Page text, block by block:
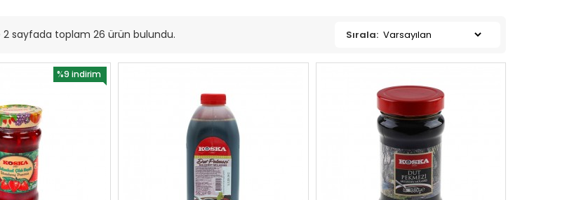
2 sayfada toplam 26 ürün bulundu. Sırala:
%9 indirim